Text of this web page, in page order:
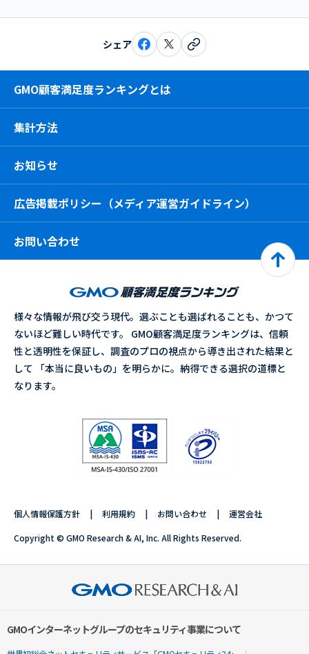
シェア
GMO顧客満足度ランキングとは
集計方法
お知らせ
広告掲載ポリシー（メディア運営ガイドライン）
お問い合わせ
様々な情報が飛び交う現代。選ぶことも選ばれることも、かつて
ないほど難しい時代です。 GMO顧客満足度ランキングは、信頼
性と透明性を保証し、調査のプロの視点から導き出された結果と
して 「本当に良いもの」を明らかに。納得できる選択の道標と
なります。
個人情報保護方針 利用規約 お問い合わせ 運営会社
Copyright © GMO Research & AI, Inc. All Rights Reserved.
GMOインターネットグループのセキュリティ事業について